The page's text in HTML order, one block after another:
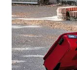
et
votre parcours
Vous avez un
semestre ou une
mobilité